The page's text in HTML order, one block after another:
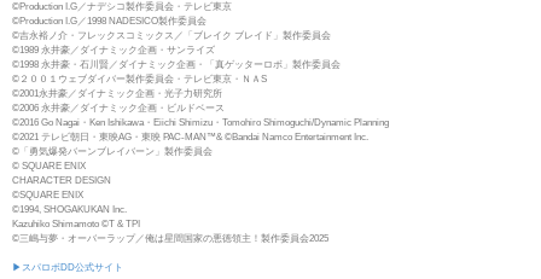
©Production I.G／ナデシコ製作委員会・テレビ東京
©Production I.G／1998 NADESICO製作委員会
©吉永裕ノ介・フレックスコミックス／「ブレイク ブレイド」製作委員会
©1989 永井豪／ダイナミック企画・サンライズ
©1998 永井豪・石川賢／ダイナミック企画・「真ゲッターロボ」製作委員会
©２００１ウェブダイバー製作委員会・テレビ東京・ＮＡS
©2001永井豪／ダイナミック企画・光子力研究所
©2006 永井豪／ダイナミック企画・ビルドベース
©2016 Go Nagai・Ken Ishikawa・Eiichi Shimizu・Tomohiro Shimoguchi/Dynamic Planning
©2021 テレビ朝日・東映AG・東映 PAC-MAN™& ©Bandai Namco Entertainment Inc.
©「勇気爆発バーンブレイバーン」製作委員会
© SQUARE ENIX
CHARACTER DESIGN
©SQUARE ENIX
©1994, SHOGAKUKAN Inc.
Kazuhiko Shimamoto ©T & TPI
©三嶋与夢・オーバーラップ／俺は星間国家の悪徳領主！製作委員会2025
▶スパロボDD公式サイト